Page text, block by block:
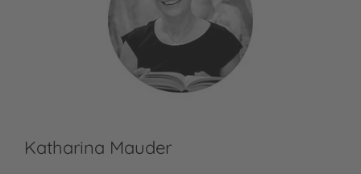
Katharina Mauder